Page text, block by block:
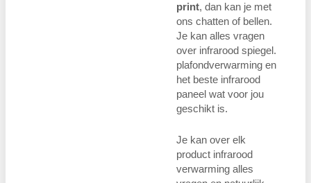
print, dan kan je met
ons chatten of bellen.
Je kan alles vragen
over infrarood spiegel.
plafondverwarming en
het beste infrarood
paneel wat voor jou
geschikt is.
Je kan over elk
product infrarood
verwarming alles